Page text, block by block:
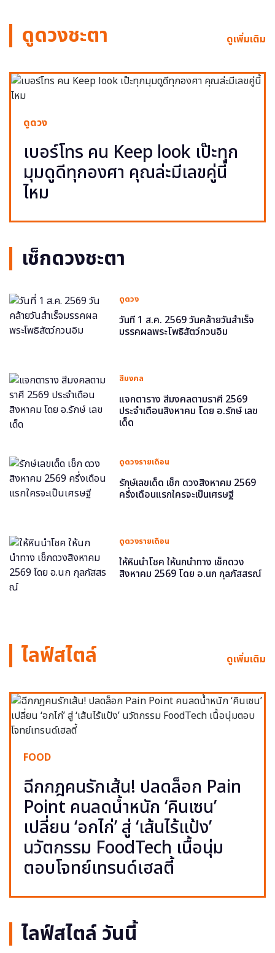
ดูดวงชะตา ดูเพิ่มเติม
ดูดวง
เบอร์โทร คน Keep look เป๊ะทุก
มุมดูดีทุกองศา คุณล่ะมีเลขคู่นี้
ไหม
เช็กดวงชะตา
ดูดวง
วันที่ 1 ส.ค. 2569 วันคล้ายวันสำเร็จ
มรรคผลพระโพธิสัตว์กวนอิม
สีมงคล
แจกตาราง สีมงคลตามราศี 2569
ประจำเดือนสิงหาคม โดย อ.รักษ์ เลข
เด็ด
ดูดวงรายเดือน
รักษ์เลขเด็ด เช็ก ดวงสิงหาคม 2569
ครึ่งเดือนแรกใครจะเป็นเศรษฐี
ดูดวงรายเดือน
ให้หินนำโชค ให้นกนำทาง เช็กดวง
สิงหาคม 2569 โดย อ.นก กุลภัสสรณ์
ไลฟ์สไตล์ ดูเพิ่มเติม
FOOD
ฉีกกฎคนรักเส้น! ปลดล็อก Pain
Point คนลดน้ำหนัก ‘คินเซน’
เปลี่ยน ‘อกไก่’ สู่ ‘เส้นไร้แป้ง’
นวัตกรรม FoodTech เนื้อนุ่ม
ตอบโจทย์เทรนด์เฮลตี้
ไลฟ์สไตล์ วันนี้